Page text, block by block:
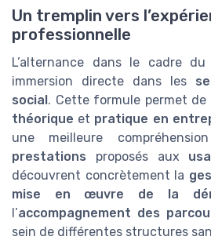
Un tremplin vers
professionnelle
L’alternance dans le cadre du
immersion directe dans les
social. Cette formule permet de
théorique et pratique en
une meilleure
prestations proposés aux
découvrent concrètement la
mise en œuvre de la
l’accompagnement des
sein de différentes structures